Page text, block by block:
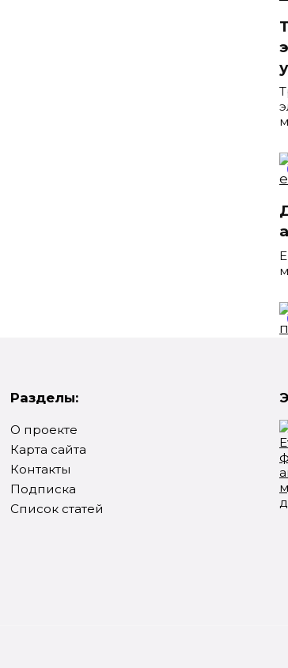
Разделы:
О проекте
Карта сайта
Контакты
Подписка
Список статей